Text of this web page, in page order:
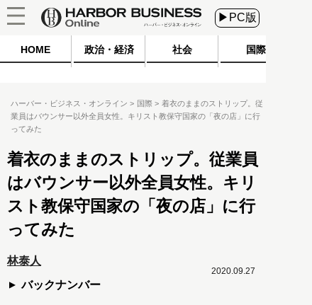
▶PC版
HOME 政治・経済 社会 国際
ハーバー・ビジネス・オンライン 国際
着衣のままのストリップ。従
業員はバウンサー以外全員女性。キリスト教保守国家の「夜の店」に行
ってみた
着衣のままのストリップ。従業員
はバウンサー以外全員女性。キリ
スト教保守国家の「夜の店」に行
ってみた
林泰人
バックナンバー
2020.09.27